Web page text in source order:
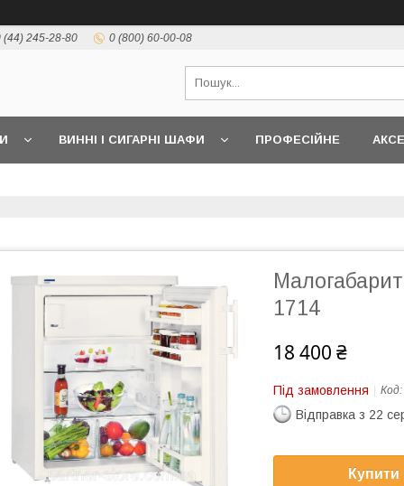
(44) 245-28-80 0 (800) 60-00-08
ВИННІ І СИГАРНІ ШАФИ ПРОФЕСІЙНЕ
1714
18 400 ₴
Під замовлення Код:
Відправка з 22
Купити